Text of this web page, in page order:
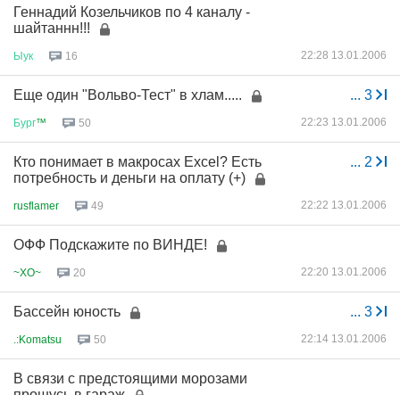
Геннадий Козельчиков по 4 каналу -
шайтаннн!!!
Ыук 16 22:28 13.01.2006
... 3
Еще один "Вольво-Тест" в хлам.....
Бург™ 50 22:23 13.01.2006
... 2
Кто понимает в макросах Excel? Есть
потребность и деньги на оплату (+)
rusflamer 49 22:22 13.01.2006
ОФФ Подскажите по ВИНДЕ!
~XO~ 20 22:20 13.01.2006
... 3
Бассейн юность
.:Komatsu 50 22:14 13.01.2006
В связи с предстоящими морозами